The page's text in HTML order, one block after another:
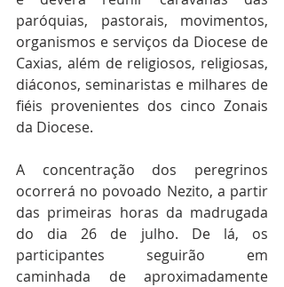
paróquias, pastorais, movimentos,
organismos e serviços da Diocese de
Caxias, além de religiosos, religiosas,
diáconos, seminaristas e milhares de
fiéis provenientes dos cinco Zonais
da Diocese.
A concentração dos peregrinos
ocorrerá no povoado Nezito, a partir
das primeiras horas da madrugada
do dia 26 de julho. De lá, os
participantes seguirão em
caminhada de aproximadamente